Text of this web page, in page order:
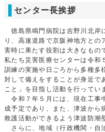
センター長挨拶
徳島県鳴門病院は吉野川北岸
り、高速道路で京阪神地方との
害時に果たす役割は大きなもの
私たち災害医療センターは令和
訓練の実施や日ごろから多種多
対して備えをすることが身近で
こと」を目指し活動を行ってい
令和７年５月には、現在工事
成予定であり、また、津波から
救護活動ができるよう津波防潮
さらに、地域（行政機関・自